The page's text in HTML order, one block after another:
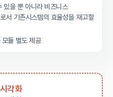
있을 뿐 아니라 비즈니스
서 기존시스템의 효율성을 재고할
듈 별도 제공
각화